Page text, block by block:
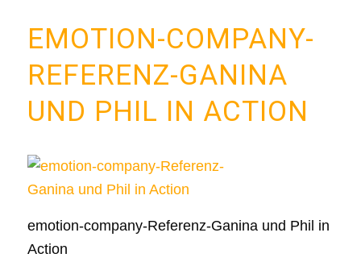
EMOTION-COMPANY-
REFERENZ-GANINA
UND PHIL IN ACTION
emotion-company-Referenz-Ganina und Phil in
Action